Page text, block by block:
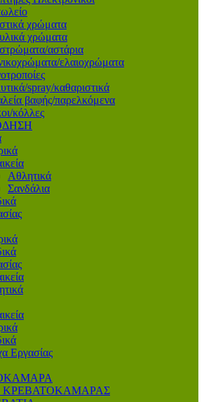
χρώματα
χρώματα
αστάρια
ελαιοχρώματα
spray/καθαριστικά
βαφής/παρελκόμενα
κόλλες
Αθλητικά
Σανδάλια
Εργασίας
ΚΡΕΒΑΤΟΚΑΜΑΡΑΣ